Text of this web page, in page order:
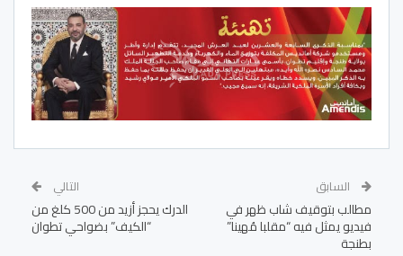
السابق
مطالب بتوقيف شاب ظهر في
فيديو يمثل فيه “مقلبا مُهينا”
بطنجة
التالي
الدرك يحجز أزيد من 500 كلغ من
“الكيف” بضواحي تطوان